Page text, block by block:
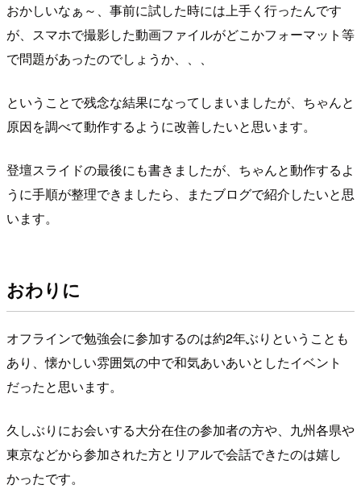
おかしいなぁ～、事前に試した時には上手く行ったんです
が、スマホで撮影した動画ファイルがどこかフォーマット等
で問題があったのでしょうか、、、
ということで残念な結果になってしまいましたが、ちゃんと
原因を調べて動作するように改善したいと思います。
登壇スライドの最後にも書きましたが、ちゃんと動作するよ
うに手順が整理できましたら、またブログで紹介したいと思
います。
おわりに
オフラインで勉強会に参加するのは約2年ぶりということも
あり、懐かしい雰囲気の中で和気あいあいとしたイベント
だったと思います。
久しぶりにお会いする大分在住の参加者の方や、九州各県や
東京などから参加された方とリアルで会話できたのは嬉し
かったです。